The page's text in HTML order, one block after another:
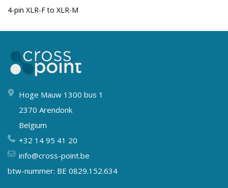
4-pin XLR-F to XLR-M
Hoge Mauw 1300 bus 1
2370 Arendonk
Belgium
+32 14 95 41 20
info@cross-point.be
btw-nummer: BE 0829.152.634